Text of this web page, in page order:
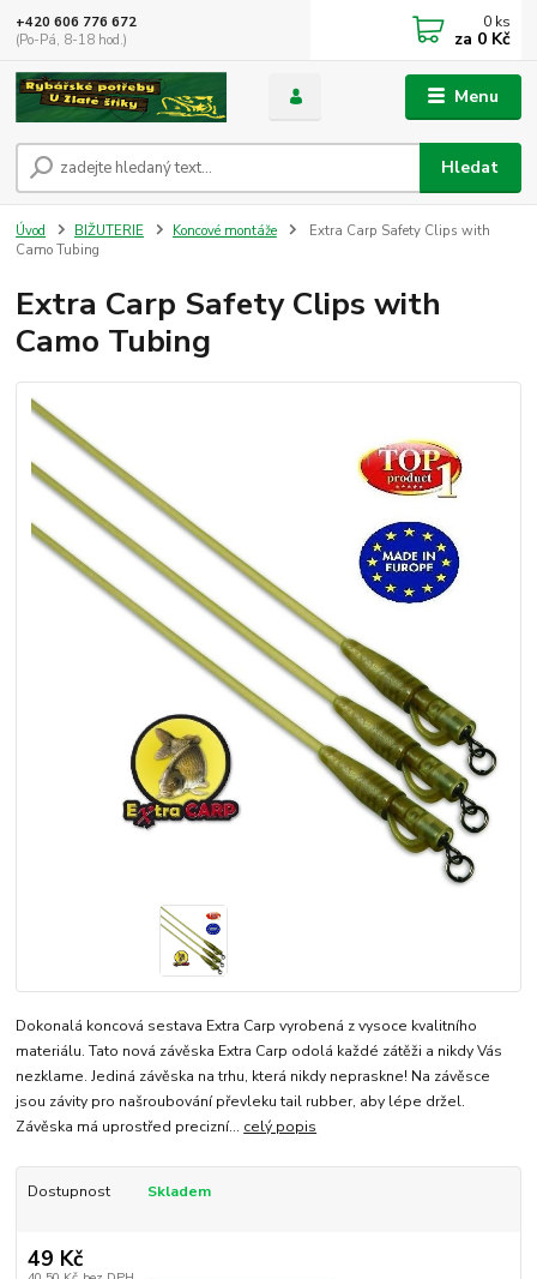
Menu
Hledat
+420 606 776 672
(Po-Pá, 8-18 hod.)
0 ks
za 0 Kč
Úvod BIŽUTERIE Koncové montáže
Extra Carp Safety Clips with
Camo Tubing
Extra Carp Safety Clips with
Camo Tubing
Dokonalá koncová sestava Extra Carp vyrobená z vysoce kvalitního
materiálu. Tato nová závěska Extra Carp odolá každé zátěži a nikdy Vás
nezklame. Jediná závěska na trhu, která nikdy nepraskne! Na závěsce
jsou závity pro našroubování převleku tail rubber, aby lépe držel.
Závěska má uprostřed precizní... celý popis
Dostupnost Skladem
49 Kč